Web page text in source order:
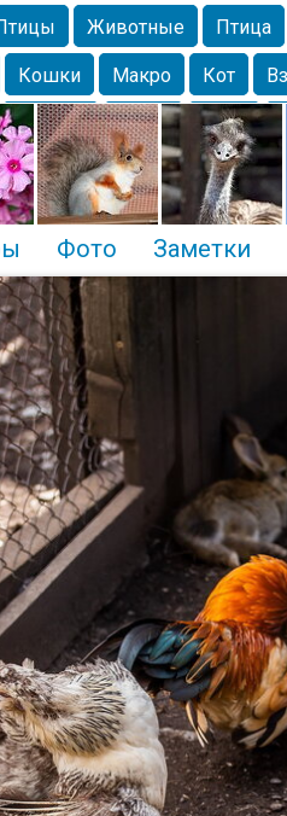
Животные Птица
Кошки Макро Кот
Москва Весна Парк
Лес Утки Николаев
Фото Заметки